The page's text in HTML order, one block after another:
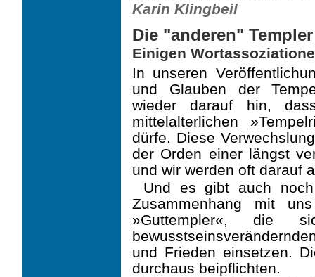
Karin Klingbeil
Die "anderen" Templer
Einigen
In unseren
und Glauben der
wieder darauf hin,
mittelalterlichen
dürfe. Diese
der Orden einer längst
und wir werden oft darauf
Und es gibt auch
Zusammenhang mit
»Guttempler«, die
und Frieden einsetzen.
durchaus beipflichten.